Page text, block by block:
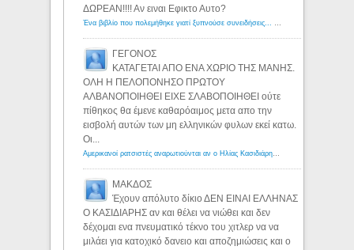
ΔΩΡΕΑΝ!!!! Αν ειναι Εφικτο Αυτο?
Ένα βιβλίο που πολεμήθηκε γιατί ξυπνούσε συνειδήσεις... - Λόγιος Ερμής | Η γνώση ξεκινάει με την αναζήτηση...
ΓΕΓΟΝΟΣ
ΚΑΤΑΓΕΤΑΙ ΑΠΟ ΕΝΑ ΧΩΡΙΟ ΤΗΣ ΜΑΝΗΣ.
ΟΛΗ Η ΠΕΛΟΠΟΝΗΣΟ ΠΡΩΤΟΥ
ΑΛΒΑΝΟΠΟΙΗΘΕΙ ΕΙΧΕ ΣΛΑΒΟΠΟΙΗΘΕΙ ούτε
πίθηκος θα έμενε καθαρόαιμος μετα απο την
εισβολή αυτών των μη ελληνικών φυλων εκεί κατω.
Οι...
Αμερικανοί ρατσιστές αναρωτιούνται αν ο Ηλίας Κασιδιάρης ανήκει στη λευκή φυλή... - Λόγιος Ερμής
ΜΑΚΔΟΣ
Έχουν απόλυτο δίκιο ΔΕΝ ΕΙΝΑΙ ΕΛΛΗΝΑΣ
Ο ΚΑΣΙΔΙΑΡΗΣ αν και θέλει να νιώθει και δεν
δέχομαι ενα πνευματικό τέκνο του χιτλερ να να
μιλάει για κατοχικό δανειο και αποζημιώσεις και ο